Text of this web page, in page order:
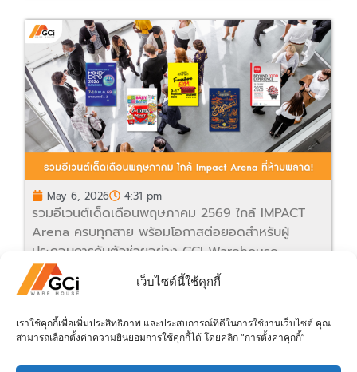
เว็บไซต์นี้ใช้คุกกี้
เราใช้คุกกี้เพื่อเพิ่มประสิทธิภาพ และประสบการณ์ที่ดีในการใช้งานเว็บไซต์ คุณ
สามารถเลือกตั้งค่าความยินยอมการใช้คุกกี้ได้ โดยคลิก “การตั้งค่าคุกกี้”
May 6, 2026 4:31 pm
รวมอีเวนต์เด็ดเดือนพฤษภาคม 2569 ใกล้ IMPACT
Arena ครบทุกสาย พร้อมโอกาสต่อยอดสำหรับผู้
ประกอบการกับตัวช่วยอย่าง GCI Warehouse
ดูข่าวทั้งหมด